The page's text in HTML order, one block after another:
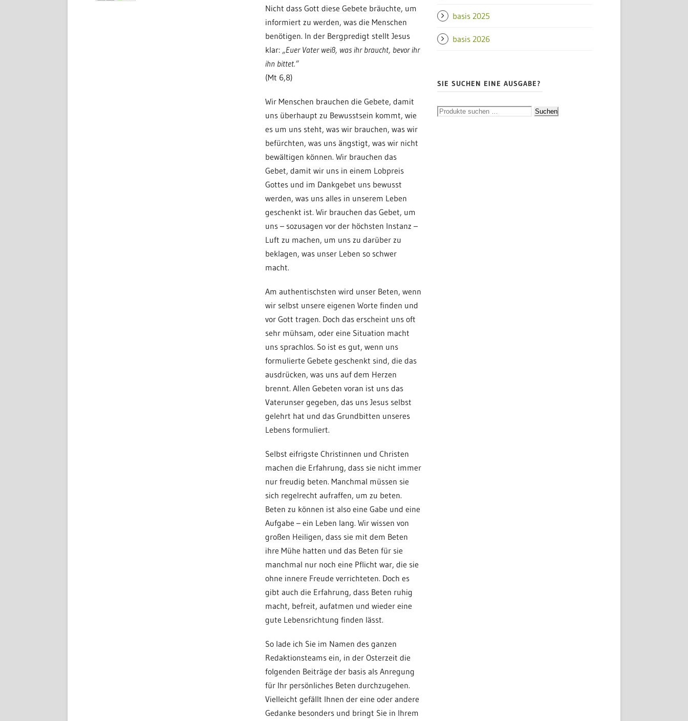
Nicht dass Gott diese Gebete bräuchte, um
informiert zu werden, was die Menschen
benötigen. In der Bergpredigt stellt Jesus
klar: „Euer Vater weiß, was ihr braucht, bevor ihr
ihn bittet.“
(Mt 6,8)
Wir Menschen brauchen die Gebete, damit
uns überhaupt zu Bewusstsein kommt, wie
es um uns steht, was wir brauchen, was wir
befürchten, was uns ängstigt, was wir nicht
bewältigen können. Wir brauchen das
Gebet, damit wir uns in einem Lobpreis
Gottes und im Dankgebet uns bewusst
werden, was uns alles in unserem Leben
geschenkt ist. Wir brauchen das Gebet, um
uns – sozusagen vor der höchsten Instanz –
Luft zu machen, um uns zu darüber zu
beklagen, was unser Leben so schwer
macht.
Am authentischsten wird unser Beten, wenn
wir selbst unsere eigenen Worte finden und
vor Gott tragen. Doch das erscheint uns oft
sehr mühsam, oder eine Situation macht
uns sprachlos. So ist es gut, wenn uns
formulierte Gebete geschenkt sind, die das
ausdrücken, was uns auf dem Herzen
brennt. Allen Gebeten voran ist uns das
Vaterunser gegeben, das uns Jesus selbst
gelehrt hat und das Grundbitten unseres
Lebens formuliert.
Selbst eifrigste Christinnen und Christen
machen die Erfahrung, dass sie nicht immer
nur freudig beten. Manchmal müssen sie
sich regelrecht aufraffen, um zu beten.
Beten zu können ist also eine Gabe und eine
Aufgabe – ein Leben lang. Wir wissen von
großen Heiligen, dass sie mit dem Beten
ihre Mühe hatten und das Beten für sie
manchmal nur noch eine Pflicht war, die sie
ohne innere Freude verrichteten. Doch es
gibt auch die Erfahrung, dass Beten ruhig
macht, befreit, aufatmen und wieder eine
gute Lebensrichtung finden lässt.
So lade ich Sie im Namen des ganzen
Redaktionsteams ein, in der Osterzeit die
folgenden Beiträge der basis als Anregung
für Ihr persönliches Beten durchzugehen.
Vielleicht gefällt Ihnen der eine oder andere
Gedanke besonders und bringt Sie in Ihrem
basis 2025
basis 2026
SIE SUCHEN EINE AUSGABE?
Suchen